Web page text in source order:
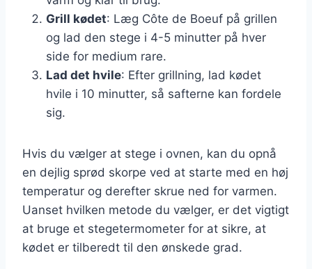
Grill kødet: Læg Côte de Boeuf på grillen
og lad den stege i 4-5 minutter på hver
side for medium rare.
Lad det hvile: Efter grillning, lad kødet
hvile i 10 minutter, så safterne kan fordele
sig.
Hvis du vælger at stege i ovnen, kan du opnå
en dejlig sprød skorpe ved at starte med en høj
temperatur og derefter skrue ned for varmen.
Uanset hvilken metode du vælger, er det vigtigt
at bruge et stegetermometer for at sikre, at
kødet er tilberedt til den ønskede grad.